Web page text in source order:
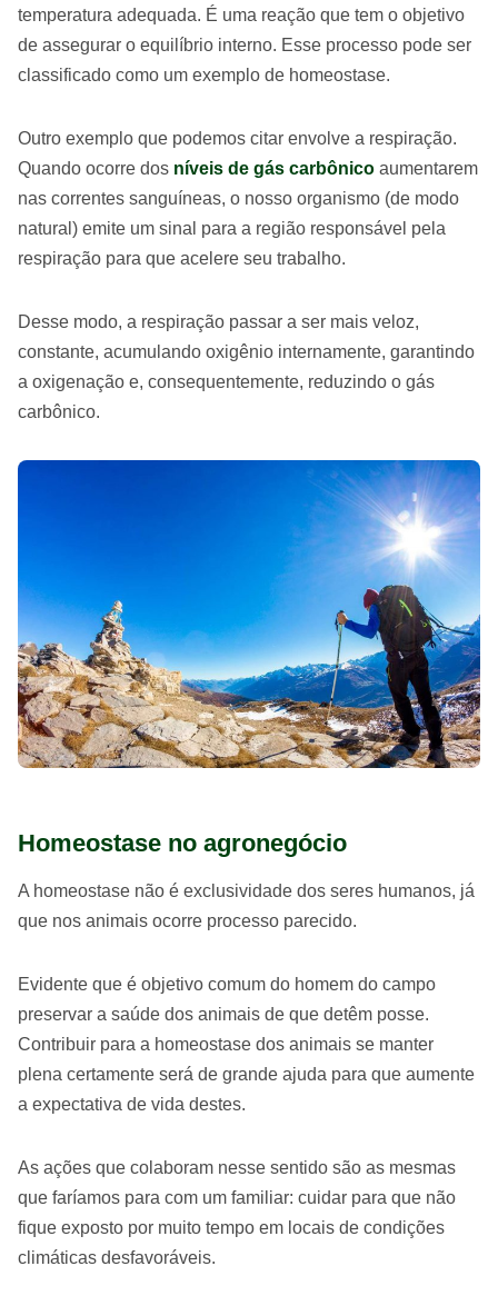
temperatura adequada. É uma reação que tem o objetivo
de assegurar o equilíbrio interno. Esse processo pode ser
classificado como um exemplo de homeostase.
Outro exemplo que podemos citar envolve a respiração.
Quando ocorre dos níveis de gás carbônico aumentarem
nas correntes sanguíneas, o nosso organismo (de modo
natural) emite um sinal para a região responsável pela
respiração para que acelere seu trabalho.
Desse modo, a respiração passar a ser mais veloz,
constante, acumulando oxigênio internamente, garantindo
a oxigenação e, consequentemente, reduzindo o gás
carbônico.
Homeostase no agronegócio
A homeostase não é exclusividade dos seres humanos, já
que nos animais ocorre processo parecido.
Evidente que é objetivo comum do homem do campo
preservar a saúde dos animais de que detêm posse.
Contribuir para a homeostase dos animais se manter
plena certamente será de grande ajuda para que aumente
a expectativa de vida destes.
As ações que colaboram nesse sentido são as mesmas
que faríamos para com um familiar: cuidar para que não
fique exposto por muito tempo em locais de condições
climáticas desfavoráveis.